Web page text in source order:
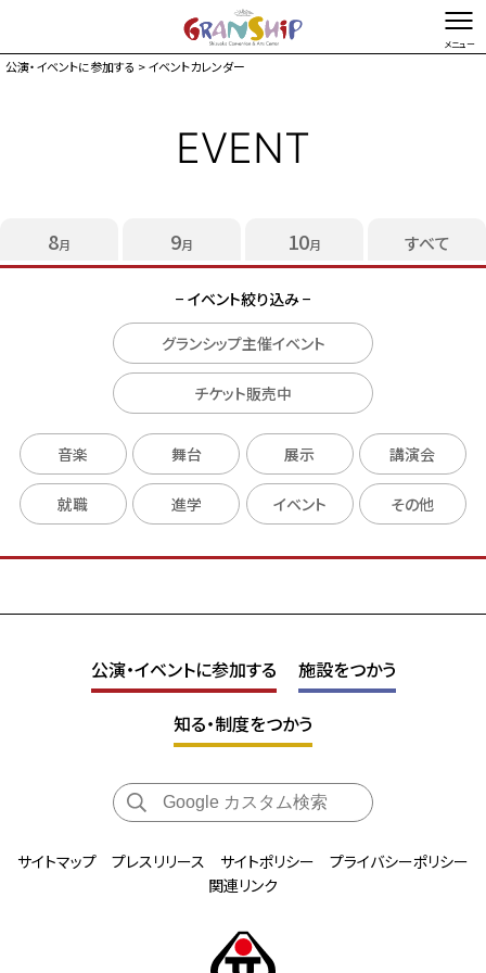
お問い合わせ・ご意見 Foreign language
チケット購入
施設ガイド
アクセス駐車場
お知らせ
グランシップとは
これまでの取り組み
公演・イベントに参加する > イベントカレンダー
EVENT
8月 9月 10月 すべて
− イベント絞り込み −
グランシップ主催イベント
チケット販売中
音楽 舞台 展示 講演会
就職 進学 イベント その他
公演・イベントに参加する 施設をつかう
知る・制度をつかう
サイトマップ プレスリリース サイトポリシー
プライバシーポリシー
関連リンク